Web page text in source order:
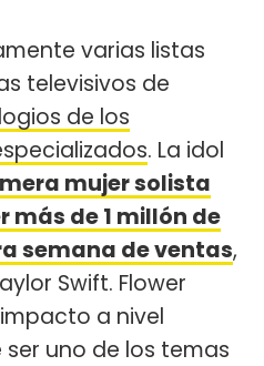
varias listas
televisivos de
de los
. La idol
mujer solista
más de 1 millón de
semana de ventas,
Swift. Flower
a nivel
uno de los temas